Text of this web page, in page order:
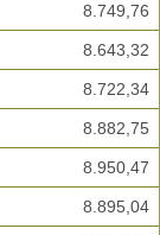
8.749,76
8.643,32
8.722,34
8.882,75
8.950,47
8.895,04